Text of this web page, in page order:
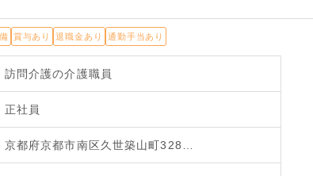
賞与あり 退職金あり 通勤手当あり
訪問介護の介護職員
正社員
京都府京都市南区久世築山町328…